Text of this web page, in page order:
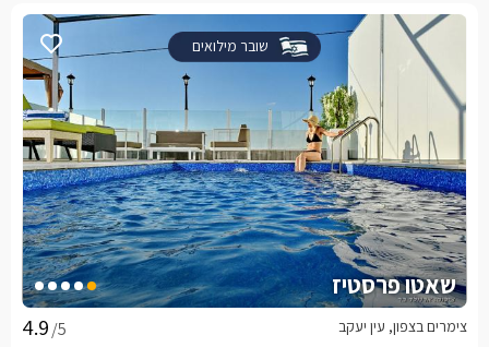
שובר מילואים
שאטו פרסטיז
/5 צימרים בצפון, עין יעקב